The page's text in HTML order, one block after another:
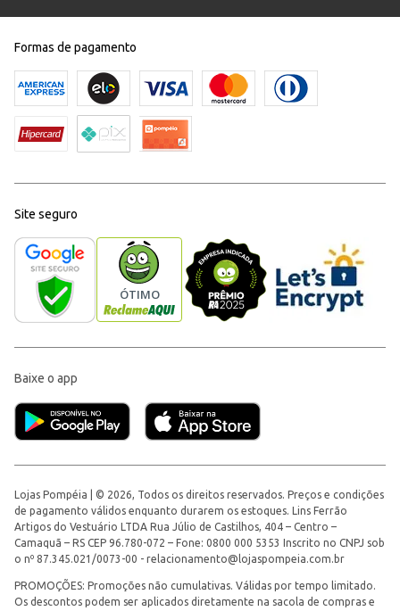
Formas de pagamento
Site seguro
Baixe o app
Lojas Pompéia | © 2026, Todos os direitos reservados. Preços e condições
de pagamento válidos enquanto durarem os estoques. Lins Ferrão
Artigos do Vestuário LTDA Rua Júlio de Castilhos, 404 – Centro –
Camaquã – RS CEP 96.780-072 – Fone: 0800 000 5353 Inscrito no CNPJ sob
o nº 87.345.021/0073-00 - relacionamento@lojaspompeia.com.br
PROMOÇÕES: Promoções não cumulativas. Válidas por tempo limitado.
Os descontos podem ser aplicados diretamente na sacola de compras e